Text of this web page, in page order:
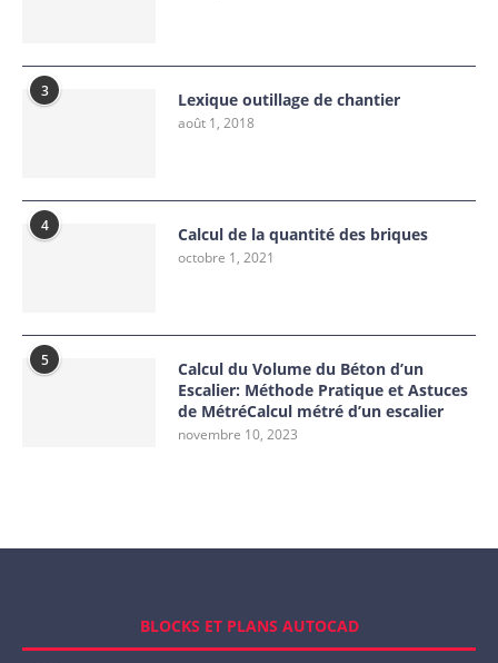
3 Lexique outillage de chantier
août 1, 2018
4 Calcul de la quantité des briques
octobre 1, 2021
5
Calcul du Volume du Béton d’un
Escalier: Méthode Pratique et Astuces
de MétréCalcul métré d’un escalier
novembre 10, 2023
BLOCKS ET PLANS AUTOCAD